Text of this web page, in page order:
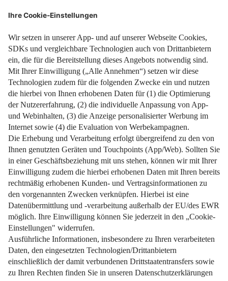
Für Familien mit Kindern, die klimafreundlich bauen.
Weiterlesen
Impressum Datenschutz Nutzungsbedingungen
Pflichtinformationen AGB Über uns Bildquellen
Barrierefreiheit Widerrufsformular
Cookie-Einstellungen